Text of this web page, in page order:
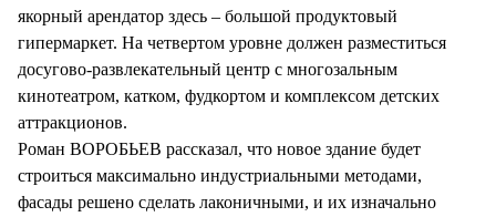
якорный арендатор здесь – большой продуктовый
гипермаркет. На четвертом уровне должен разместиться
досугово-развлекательный центр с многозальным
кинотеатром, катком, фудкортом и комплексом детских
аттракционов.
Роман ВОРОБЬЕВ рассказал, что новое здание будет
строиться максимально индустриальными методами,
фасады решено сделать лаконичными, и их изначально